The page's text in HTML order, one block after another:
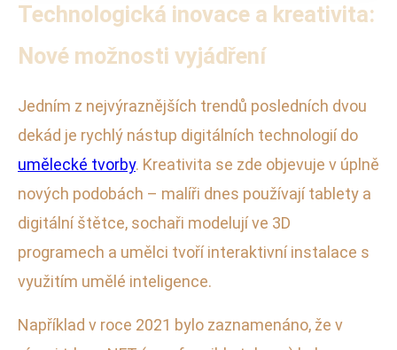
Technologická inovace a kreativita:
Nové možnosti vyjádření
Jedním z nejvýraznějších trendů posledních dvou
dekád je rychlý nástup digitálních technologií do
umělecké tvorby. Kreativita se zde objevuje v úplně
nových podobách – malíři dnes používají tablety a
digitální štětce, sochaři modelují ve 3D
programech a umělci tvoří interaktivní instalace s
využitím umělé inteligence.
Například v roce 2021 bylo zaznamenáno, že v